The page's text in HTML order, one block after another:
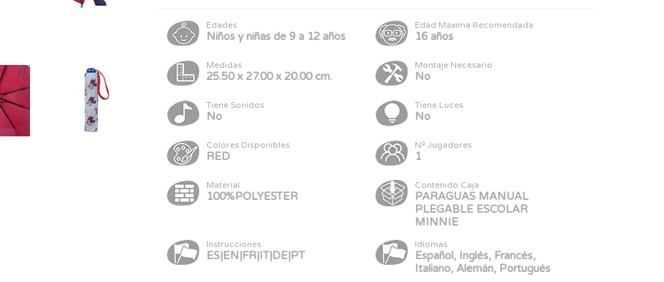
Edades
Niños y niñas de 9 a 12 años
Edad Máxima Recomendada
16 años
Medidas
25.50 x 27.00 x 20.00 cm.
Montaje Necesario
No
Tiene Sonidos
No
Tiene Luces
No
Colores Disponibles
RED
Nº Jugadores
1
Material
100%POLYESTER
Contenido Caja
PARAGUAS MANUAL
PLEGABLE ESCOLAR
MINNIE
Instrucciones
ES|EN|FR|IT|DE|PT
Idiomas
Español, Inglés, Francés,
Italiano, Alemán, Portugués